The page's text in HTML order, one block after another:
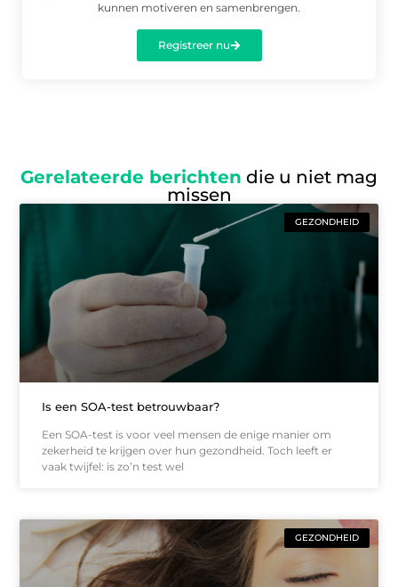
kunnen motiveren en samenbrengen.
Registreer nu
Gerelateerde berichten die u niet mag
missen
GEZONDHEID
Is een SOA-test betrouwbaar?
Een SOA-test is voor veel mensen de enige manier om
zekerheid te krijgen over hun gezondheid. Toch leeft er
vaak twijfel: is zo’n test wel
GEZONDHEID